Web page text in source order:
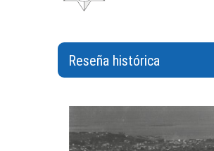
Reseña histórica